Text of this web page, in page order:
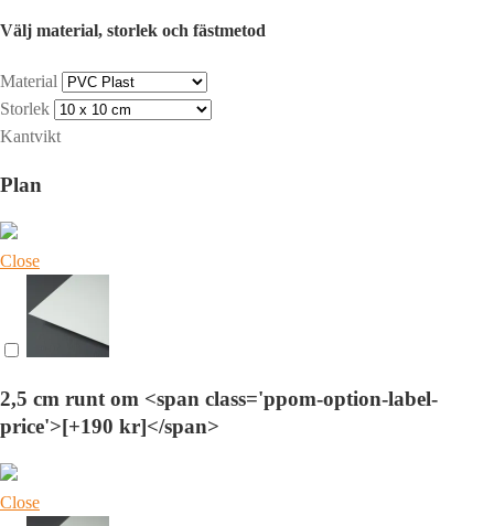
Välj material, storlek och fästmetod
Material
Storlek
Kantvikt
Plan
Close
2,5 cm runt om <span class='ppom-option-label-
price'>[+190 kr]</span>
Close